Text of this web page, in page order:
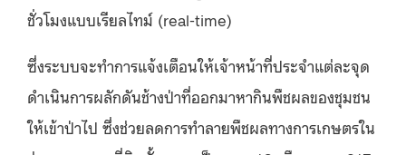
ชั่วโมงแบบเรียลไทม์ (real-time)
ซึ่งระบบจะทำการแจ้งเตือนให้เจ้าหน้าที่ประจำแต่ละจุด
ดำเนินการผลักดันช้างป่าที่ออกมาหากินพืชผลของชุมชน
ให้เข้าป่าไป ซึ่งช่วยลดการทำลายพืชผลทางการเกษตรใน